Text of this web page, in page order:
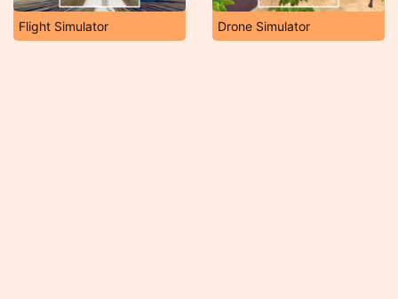
Flight Simulator Drone Simulator